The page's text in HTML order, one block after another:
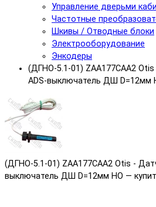
Управление дверьми
Частотные
Шкивы / Отводные блоки
Электрооборудование
Энкодеры
(ДГНО-5.1-01) ZAA177CAA2
ADS-выключатель ДШ D=12мм
(ДГНО-5.1-01) ZAA177CAA2 Otis -
выключатель ДШ D=12мм НО —